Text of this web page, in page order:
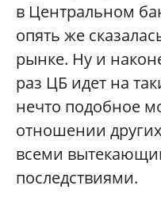
в Центральном
опять же
рынке. Ну и
раз ЦБ идет на
нечто подобное
отношении
всеми
последствиями.